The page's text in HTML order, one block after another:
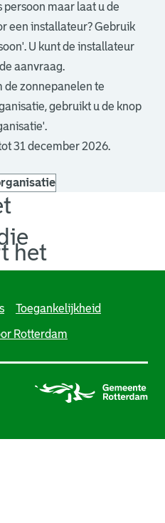
persoon maar laat u de
een installateur? Gebruik
U kunt de installateur
aanvraag.
de zonnepanelen te
gebruikt u de knop
31 december 2026.
het
Toegankelijkheid
Rotterdam